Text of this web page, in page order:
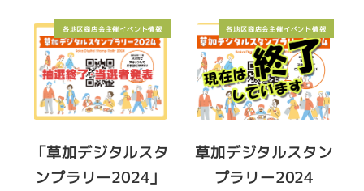
各地区商店会主催イベント情報
「草加デジタルスタ
ンプラリー2024」
各地区商店会主催イベント情報
草加デジタルスタン
プラリー2024